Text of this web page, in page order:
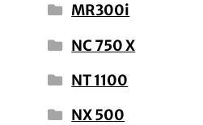
MR300i
NC 750 X
NT 1100
NX 500